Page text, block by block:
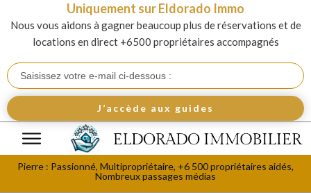
Uniquement sur Eldorado Immo
Nous vous aidons à gagner beaucoup plus de réservations et de
locations en direct +6500 propriétaires accompagnés
J’accède aux guides
Pierre : Passionné, Multipropriétaire, +6 500 propriétaires aidés,
Nombreux passages médias